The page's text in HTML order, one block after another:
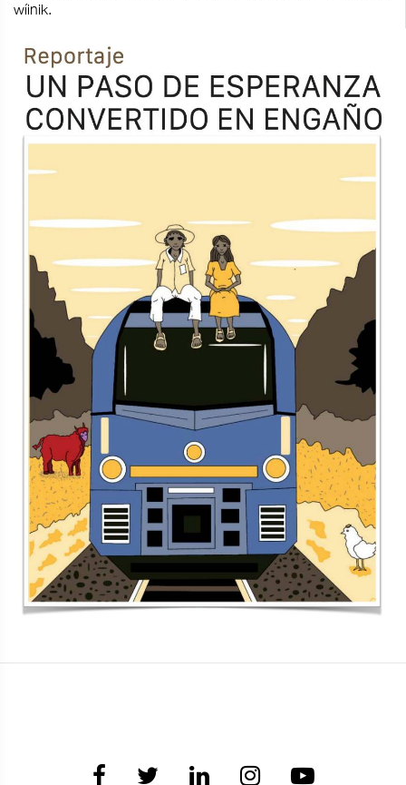
wíinik.